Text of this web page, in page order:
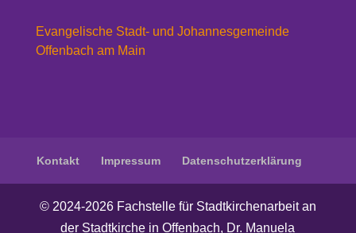
Evangelische Stadt- und Johannesgemeinde
Offenbach am Main
Kontakt Impressum Datenschutzerklärung
© 2024-2026 Fachstelle für Stadtkirchenarbeit an
der Stadtkirche in Offenbach, Dr. Manuela